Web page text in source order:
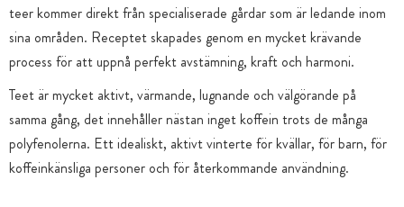
teer kommer direkt från specialiserade gårdar som är ledande inom
sina områden. Receptet skapades genom en mycket krävande
process för att uppnå perfekt avstämning, kraft och harmoni.
Teet är mycket aktivt, värmande, lugnande och välgörande på
samma gång, det innehåller nästan inget koffein trots de många
polyfenolerna. Ett idealiskt, aktivt vinterte för kvällar, för barn, för
koffeinkänsliga personer och för återkommande användning.